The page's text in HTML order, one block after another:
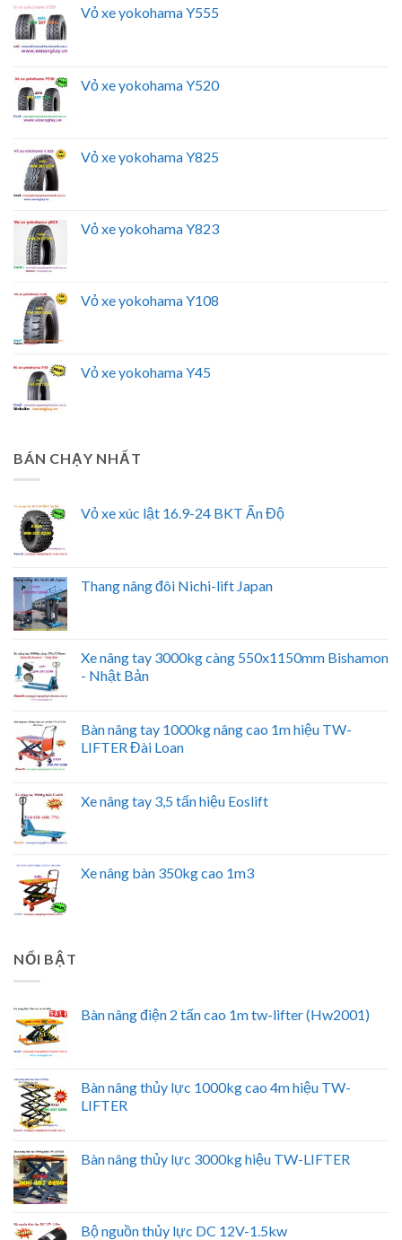
Vỏ xe yokohama Y555
Vỏ xe yokohama Y520
Vỏ xe yokohama Y825
Vỏ xe yokohama Y823
Vỏ xe yokohama Y108
Vỏ xe yokohama Y45
BÁN CHẠY NHẤT
Vỏ xe xúc lật 16.9-24 BKT Ấn Độ
Thang nâng đôi Nichi-lift Japan
Xe nâng tay 3000kg càng 550x1150mm Bishamon
- Nhật Bản
Bàn nâng tay 1000kg nâng cao 1m hiệu TW-
LIFTER Đài Loan
Xe nâng tay 3,5 tấn hiệu Eoslift
Xe nâng bàn 350kg cao 1m3
NỔI BẬT
Bàn nâng điện 2 tấn cao 1m tw-lifter (Hw2001)
Bàn nâng thủy lực 1000kg cao 4m hiệu TW-
LIFTER
Bàn nâng thủy lực 3000kg hiệu TW-LIFTER
Bộ nguồn thủy lực DC 12V-1.5kw